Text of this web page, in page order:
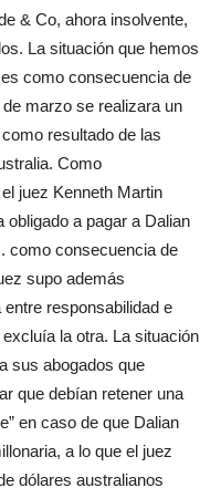
& Co, ahora insolvente,
La situación que hemos
como consecuencia de
marzo se realizara un
resultado de las
Como
juez Kenneth Martin
a pagar a Dalian
como consecuencia de
supo además
responsabilidad e
la otra. La situación
sus abogados que
que debían retener una
en caso de que Dalian
a lo que el juez
dólares australianos